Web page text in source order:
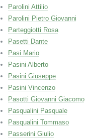
Parolini Attilio
Parolini Pietro Giovanni
Parteggiotti Rosa
Pasetti Dante
Pasi Mario
Pasini Alberto
Pasini Giuseppe
Pasini Vincenzo
Pasotti Giovanni Giacomo
Pasqualini Pasquale
Pasqualini Tommaso
Passerini Giulio